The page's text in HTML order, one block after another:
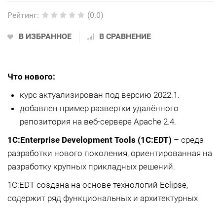
Рейтинг: (0.0)
В ИЗБРАННОЕ В СРАВНЕНИЕ
Что нового:
курс актуализирован под версию 2022.1.
добавлен пример развертки удалённого
репозитория на веб-сервере Apache 2.4.
1C:Enterprise Development Tools (1С:EDT) – среда
разработки нового поколения, ориентированная на
разработку крупных прикладных решений.
1С:EDT создана на основе технологий Eclipse,
содержит ряд функциональных и архитектурных